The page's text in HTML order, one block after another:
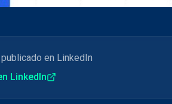
en LinkedIn
LinkedIn